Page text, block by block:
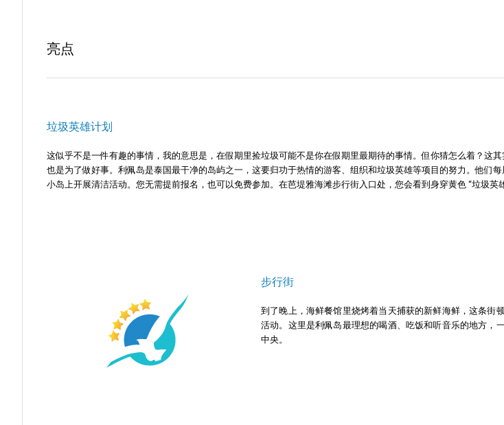
亮点
垃圾英雄计划
这似乎不是一件有趣的事情，我的意思是，在假期里捡垃圾可能不是你在假期里最期待的事情。但你猜怎么着？这
也是为了做好事。利佩岛是泰国最干净的岛屿之一，这要归功于热情的游客、组织和垃圾英雄等项目的努力。他们
小岛上开展清洁活动。您无需提前报名，也可以免费参加。在芭堤雅海滩步行街入口处，您会看到身穿黄色 “垃圾英
步行街
到了晚上，海鲜餐馆里烧烤着当天捕获的新鲜海鲜，这条街
活动。这里是利佩岛最理想的喝酒、吃饭和听音乐的地方，
中央。